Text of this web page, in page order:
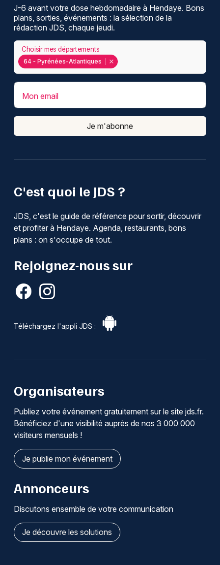
C'est quoi le JDS ?
JDS, c'est le guide de référence pour sortir, découvrir
et profiter à Hendaye. Agenda, restaurants, bons
plans : on s'occupe de tout.
Rejoignez-nous sur
Téléchargez l'appli JDS :
J-6 avant votre dose hebdomadaire à Hendaye. Bons
plans, sorties, événements : la sélection de la
rédaction JDS, chaque jeudi.
64 - Pyrénées-Atlantiques
Choisir mes départements
Mon email
Je m'abonne
Organisateurs
Publiez votre événement gratuitement sur le site jds.fr.
Bénéficiez d'une visibilité auprès de nos 3 000 000
visiteurs mensuels !
Je publie mon événement
Annonceurs
Discutons ensemble de votre communication
Je découvre les solutions